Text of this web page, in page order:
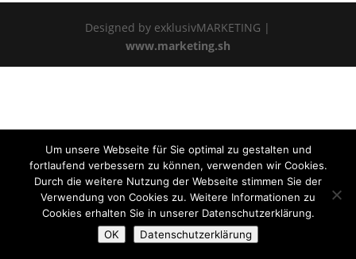
Designed by exklusivMARKETING |
www.marketing.sh
Um unsere Webseite für Sie optimal zu gestalten und
fortlaufend verbessern zu können, verwenden wir Cookies.
Durch die weitere Nutzung der Webseite stimmen Sie der
Verwendung von Cookies zu. Weitere Informationen zu
Cookies erhalten Sie in unserer Datenschutzerklärung.
OK
Datenschutzerklärung